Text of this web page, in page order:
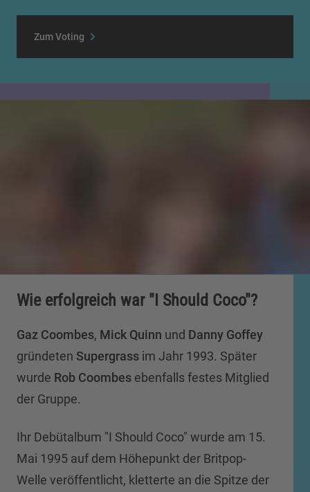
Zum Voting
Wie erfolgreich war "I Should Coco"?
Gaz Coombes, Mick Quinn und Danny Goffey
gründeten Supergrass im Jahr 1993. Später
wurde Rob Coombes ebenfalls festes Mitglied
der Gruppe.
Ihr Debütalbum "I Should Coco" wurde am 15.
Mai 1995 auf dem Höhepunkt der Britpop-
Welle veröffentlicht, kletterte an die Spitze der